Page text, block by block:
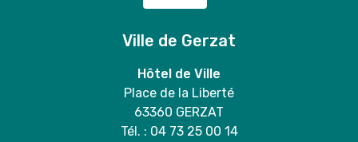
Ville de Gerzat
Hôtel de Ville
Place de la Liberté
63360 GERZAT
Tél. : 04 73 25 00 14